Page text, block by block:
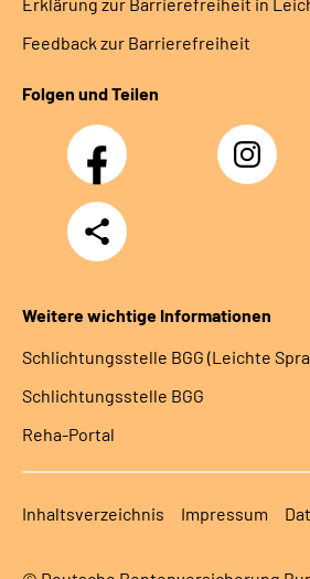
Erklärung zur Barrierefreiheit in
Feedback zur Barrierefreiheit
Folgen und Teilen
Facebook Instagram
Teilen
Weitere wichtige Informationen
Schlich­tungs­stel­le BGG (Leichte
Schlich­tungs­stel­le BGG
Reha-Portal
Inhaltsverzeichnis Impressum